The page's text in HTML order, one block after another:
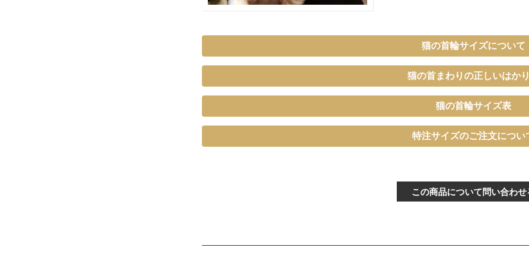
猫の首輪サイズについて
猫の首まわりの正しいはか
猫の首輪サイズ表
《特注》Sサイズ（－5cm）
〔ぴったり測った猫ちゃんの首まわ
り〕
バック
〔ぴったり測った猫ちゃんの首まわ
特注サイズのご注文につい
この商品について問い合わせ